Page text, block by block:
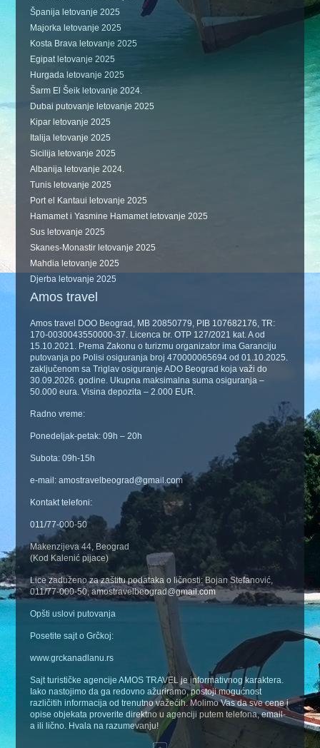
Španija letovanje 2025
Majorka letovanje 2025
Kosta Brava letovanje 2025
Egipat letovanje 2025
Hurgada letovanje 2025
Šarm El Šeik letovanje 2024.
Dubai putovanje letovanje 2025
Kipar letovanje 2025
Italija letovanje 2025
Sicilija letovanje 2025
Albanija letovanje 2024.
Tunis letovanje 2025
Port el Kantaui letovanje 2025
Hamamet i Yasmine Hamamet letovanje 2025
Sus letovanje 2025
Skanes-Monastir letovanje 2025
Mahdia letovanje 2025
Djerba letovanje 2025
Amos travel
Amos travel DOO Beograd, MB 20850779, PIB 107682176, TR:
170-0030043550000-37. Licenca br. OTP 127/2021 kat. A od
15.10.2021. Prema Zakonu o turizmu organizator ima Garanciju
putovanja po Polisi osiguranja broj 470000065694 od 01.10.2025.
zaključenom sa Triglav osiguranje ADO Beograd koja važi do
30.09.2026. godine. Ukupna maksimalna suma osiguranja –
50.000 eura. Visina depozita – 2.000 EUR.
Radno vreme:
Ponedeljak-petak: 09h – 20h
Subota: 09h-15h
e-mail: amostravelbeograd@gmail.com
Kontakt telefoni:
011/77-000-50
Makenzijeva 44, Beograd
(Kod Kalenić pijace)
Lice zaduženo za zaštitu podataka o ličnosti: Bojan Stefanović,
011/77-000-50, amostravelbeograd@gmail.com
Opšti uslovi putovanja
Posetite sajt o Grčkoj:
www.grckanadlanu.rs
Sajt turističke agencije AMOS TRAVEL je informativnog karaktera.
Iako nastojimo da ga redovno ažuriramo, postoji mogućnost
različitih informacija od trenutno važećih. Molimo Vas da sve cene i
opise objekata proverite direktno u agenciji putem telefona, email-
a ili lično. Hvala na razumevanju!